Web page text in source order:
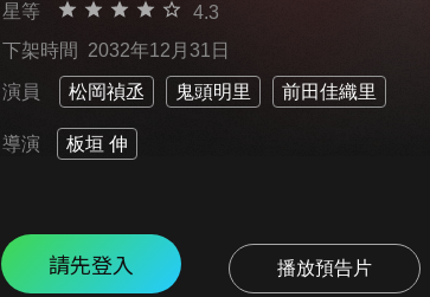
星等
4.3
下架時間 2032年12月31日
演員 松岡禎丞 鬼頭明里 前田佳織里
導演 板垣 伸
請先登入 播放預告片